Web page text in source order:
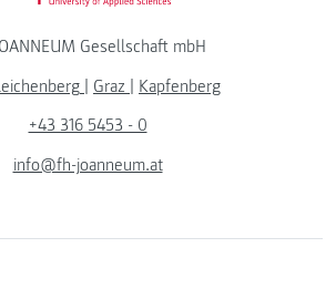
Gesellschaft mbH
| Graz | Kapfenberg
+43 316 5453 - 0
info@fh-joanneum.at